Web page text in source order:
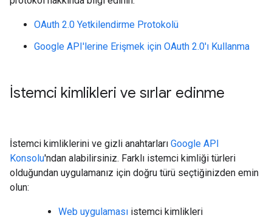
OAuth 2.0 Yetkilendirme Protokolü
Google API'lerine Erişmek için OAuth 2.0'ı Kullanma
İstemci kimlikleri ve sırlar edinme
İstemci kimliklerini ve gizli anahtarları Google API
Konsolu'ndan alabilirsiniz. Farklı istemci kimliği türleri
olduğundan uygulamanız için doğru türü seçtiğinizden emin
olun:
Web uygulaması istemci kimlikleri